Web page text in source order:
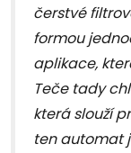
čerstvé
formou
aplikace,
Teče tady
která slouží
ten automat